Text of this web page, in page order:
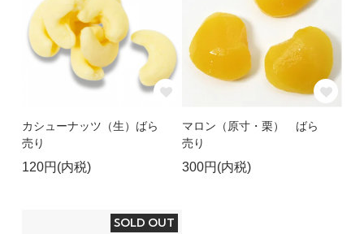
カシューナッツ（生）ばら
売り
120円(内税)
マロン（原寸・栗） ばら
売り
300円(内税)
SOLD OUT